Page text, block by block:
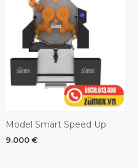
Model Smart Speed Up
9.000 €